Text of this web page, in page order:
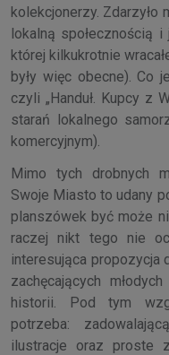
kolekcjonerzy. Zdarzyło
lokalną społecznością
której kilkukrotnie
były więc obecne). Co
czyli „Handuł. Kupcy z
starań lokalnego
komercyjnym).
Mimo tych drobnych
Swoje Miasto to udany
planszówek być może
raczej nikt tego nie
interesująca propozycja
zachęcających
historii. Pod tym
potrzeba:
ilustracje oraz proste